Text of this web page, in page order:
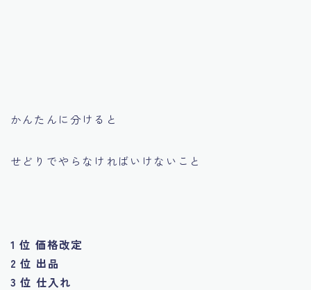
かんたんに分けると
せどりでやらなければいけないこと
1 位 価格改定
2 位 出品
3 位 仕入れ